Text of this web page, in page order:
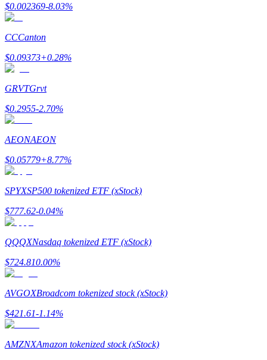
Análisis de big data que incluye información comercial, etc.
Aprenda cómo mantenerse rentable
$0.002369-8.03%
CCCanton
$0.09373+0.28%
GRVTGrvt
$0.2955-2.70%
AEONAEON
$0.05779+8.77%
SPYXSP500 tokenized ETF (xStock)
$777.62-0.04%
QQQXNasdaq tokenized ETF (xStock)
$724.810.00%
AVGOXBroadcom tokenized stock (xStock)
$421.61-1.14%
AMZNXAmazon tokenized stock (xStock)